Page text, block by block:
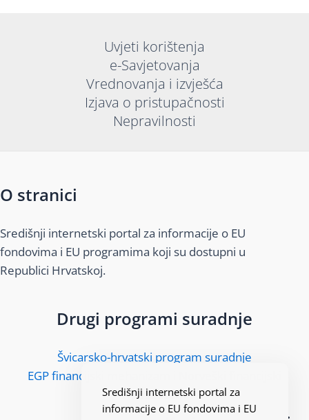
Uvjeti korištenja
e-Savjetovanja
Vrednovanja i izvješća
Izjava o pristupačnosti
Nepravilnosti
O stranici
Središnji internetski portal za informacije o EU
fondovima i EU programima koji su dostupni u
Republici Hrvatskoj.
Drugi programi suradnje
Švicarsko-hrvatski program suradnje
EGP financijski mehanizam i Norveški financijski
mehanizam
Središnji internetski portal za
informacije o EU fondovima i EU